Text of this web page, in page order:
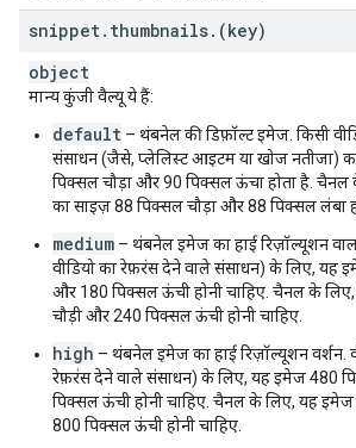
snippet. thumbnails. (key)
object
मान्य कुंजी वैल्यू ये हैं:
default – थंबनेल की डिफ़ॉल्ट इमेज. किसी
संसाधन (जैसे, प्लेलिस्ट आइटम या खोज नतीजा)
पिक्सल चौड़ा और 90 पिक्सल ऊंचा होता है. चैनल
का साइज़ 88 पिक्सल चौड़ा और 88 पिक्सल लंबा
medium – थंबनेल इमेज का हाई रिज़ॉल्यूशन
वीडियो का रेफ़रंस देने वाले संसाधन) के लिए, यह
और 180 पिक्सल ऊंची होनी चाहिए. चैनल के
चौड़ी और 240 पिक्सल ऊंची होनी चाहिए.
high – थंबनेल इमेज का हाई रिज़ॉल्यूशन वर्शन.
रेफ़रंस देने वाले संसाधन) के लिए, यह इमेज 480
पिक्सल ऊंची होनी चाहिए. चैनल के लिए, यह
800 पिक्सल ऊंची होनी चाहिए.